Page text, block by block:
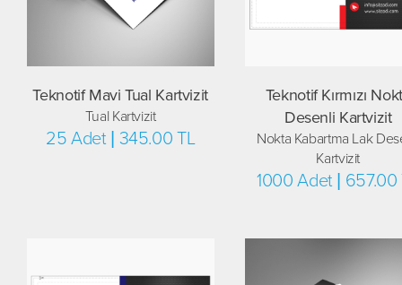
Teknotif Mavi Tual Kartvizit
Tual Kartvizit
25 Adet | 345.00 TL
Teknotif Kırmızı
Desenli Kartvizit
Nokta Kabartma Lak
Kartvizit
1000 Adet | 657.00